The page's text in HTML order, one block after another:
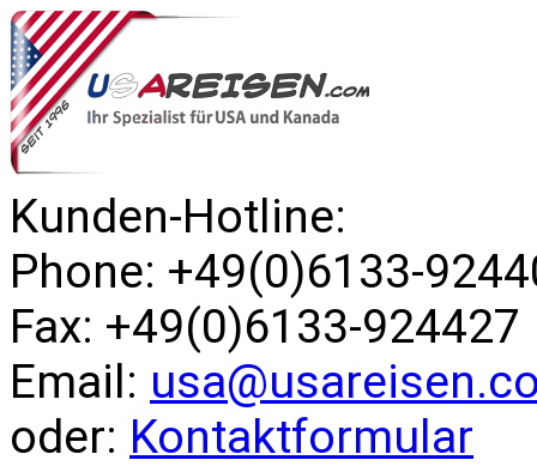
Kunden-Hotline:
Phone: +49(0)6133-
Fax: +49(0)6133-924427
Email:
oder: Kontaktformular